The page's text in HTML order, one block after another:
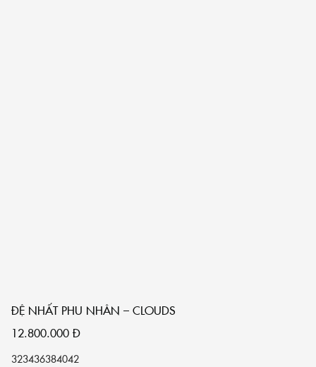
ĐỆ NHẤT PHU NHÂN – CLOUDS
12.800.000 Đ
323436384042